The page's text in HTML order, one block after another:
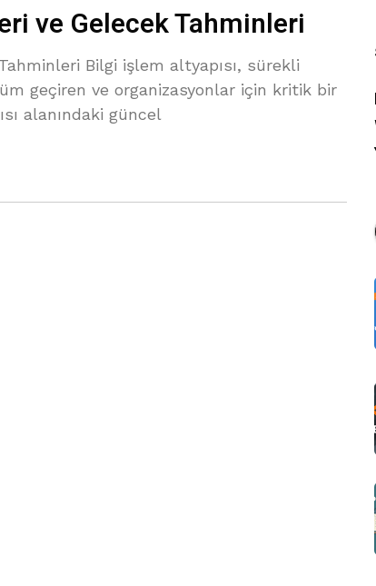
ve Gelecek Tahminleri
Bilgi işlem altyapısı, sürekli
geçiren ve organizasyonlar için kritik bir
alanındaki güncel